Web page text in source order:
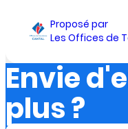
Proposé par
Les Offices de
Envie
plus ?